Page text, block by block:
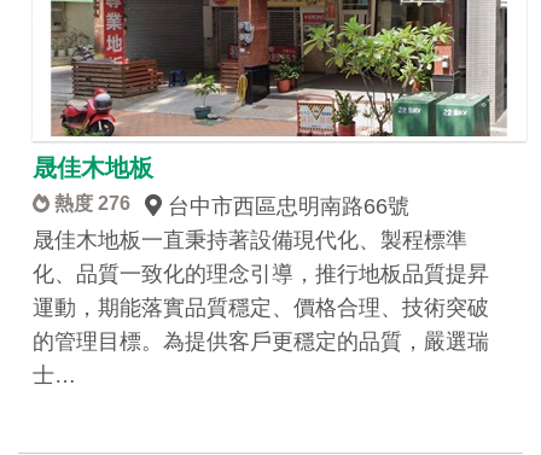
晟佳木地板
熱度 276
台中市西區忠明南路66號
晟佳木地板一直秉持著設備現代化、製程標準
化、品質一致化的理念引導，推行地板品質提昇
運動，期能落實品質穩定、價格合理、技術突破
的管理目標。為提供客戶更穩定的品質，嚴選瑞
士…